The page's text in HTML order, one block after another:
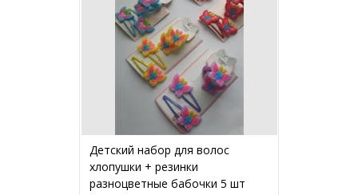
Детский набор для волос
хлопушки + резинки
разноцветные бабочки 5 шт